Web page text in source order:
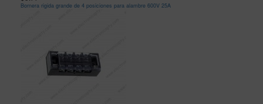
Bornera rigida grande de 4 posiciones para alambre 600V 25A